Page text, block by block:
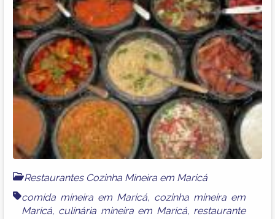
Restaurantes Cozinha Mineira em Maricá
comida mineira em Maricá, cozinha mineira em
Maricá, culinária mineira em Maricá, restaurante